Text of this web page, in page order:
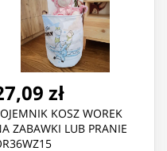
zł
KOSZ WOREK
ZABAWKI LUB PRANIE